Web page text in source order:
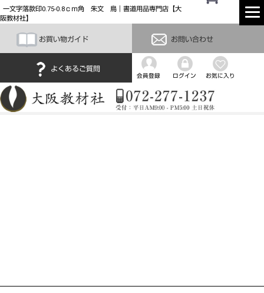
一文字落款印0.75-0.8ｃｍ角 朱文 鳥｜書道用品専門店【大
阪教材社】
お買い物ガイド お問い合わせ
よくあるご質問
会員登録 ログイン お気に入り